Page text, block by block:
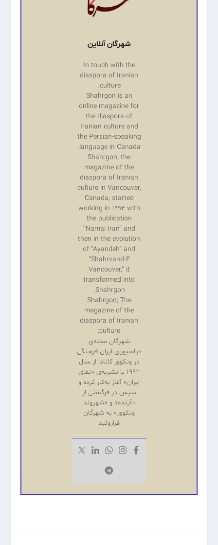
شهرگان آنلاین
In touch with the
diaspora of Iranian
culture.
Shahrgon is an
online magazine for
the diaspora of
Iranian culture and
the Persian-speaking
language in Canada.
Shahrgon, the
magazine of the
diaspora of Iranian
culture in Vancouver,
Canada, started
working in 1992 with
the publication
“Namai Iran” and
then in the evolution
of “Ayandeh” and
“Shahrvand-E
Vancouver,” it
transformed into
Shahrgon.
Shahrgon; The
magazine of the
diaspora of Iranian
culture;
شهرگان مجله‌ی
دیاسپورای ایران فرهنگی
در ونکوور کانادا از سال
۱۹۹۲ با نشریه‌‌ی «نمای
ایران» آغاز به‌کار کرده و
سپس در فرگشتی از
«آینده‌» و «شهروند
ونکوور» به شهرگان
فراروئید